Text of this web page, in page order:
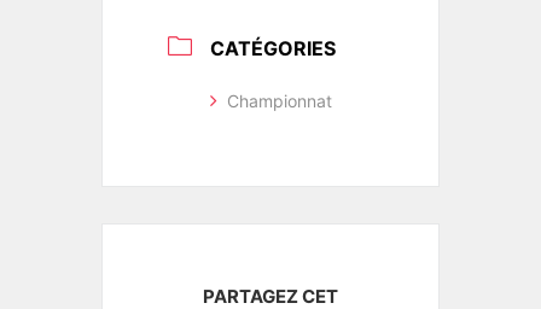
CATÉGORIES
Championnat
PARTAGEZ CET